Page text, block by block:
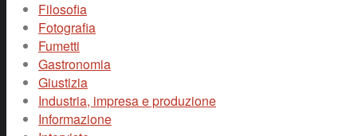
Filosofia
Fotografia
Fumetti
Gastronomia
Giustizia
Industria, impresa e produzione
Informazione